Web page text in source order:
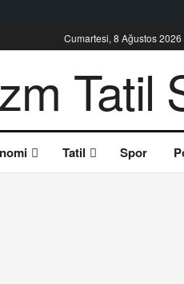
Cumartesi, 8 Ağustos 2026
Tatil Spor